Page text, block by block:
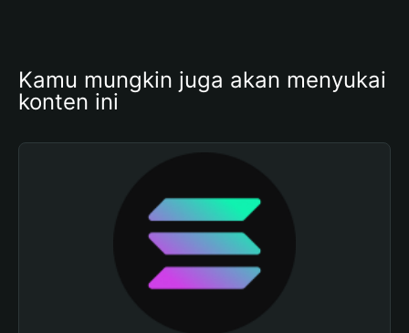
Kamu mungkin juga akan menyukai
konten ini